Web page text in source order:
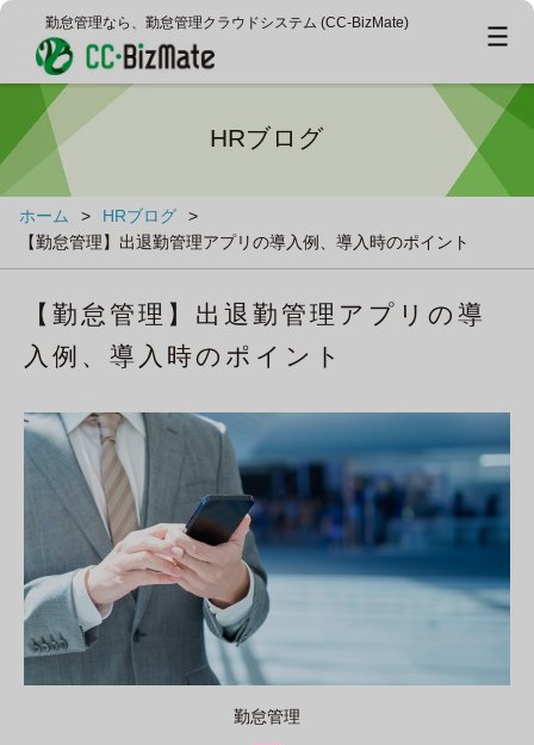
勤怠管理なら、勤怠管理クラウドシステム (CC‐BizMate)
HRブログ
ホーム > HRブログ
>
【勤怠管理】出退勤管理アプリの導入例、導入時のポイント
【勤怠管理】出退勤管理アプリの導
入例、導入時のポイント
勤怠管理